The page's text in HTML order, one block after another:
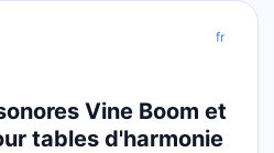
fr
Vine Boom et
tables d'harmonie